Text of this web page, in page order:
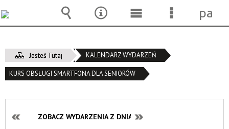
Jesteś Tutaj KALENDARZ WYDARZEŃ
KURS OBSŁUGI SMARTFONA DLA SENIORÓW
ZOBACZ WYDARZENIA Z DNIA:
Wyszukiwarka
Narzędzia
MenuMenu